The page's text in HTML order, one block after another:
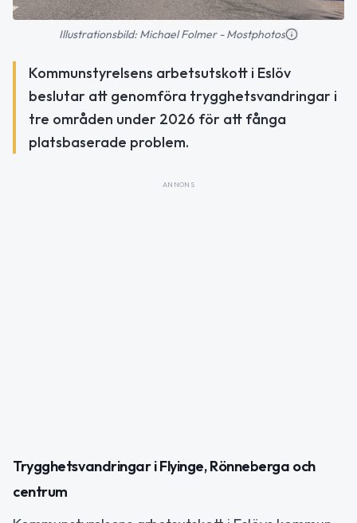
Illustrationsbild: Michael Folmer - Mostphotos
Kommunstyrelsens arbetsutskott i Eslöv
beslutar att genomföra trygghetsvandringar i
tre områden under 2026 för att fånga
platsbaserade problem.
ANNONS
Trygghetsvandringar i Flyinge, Rönneberga och
centrum